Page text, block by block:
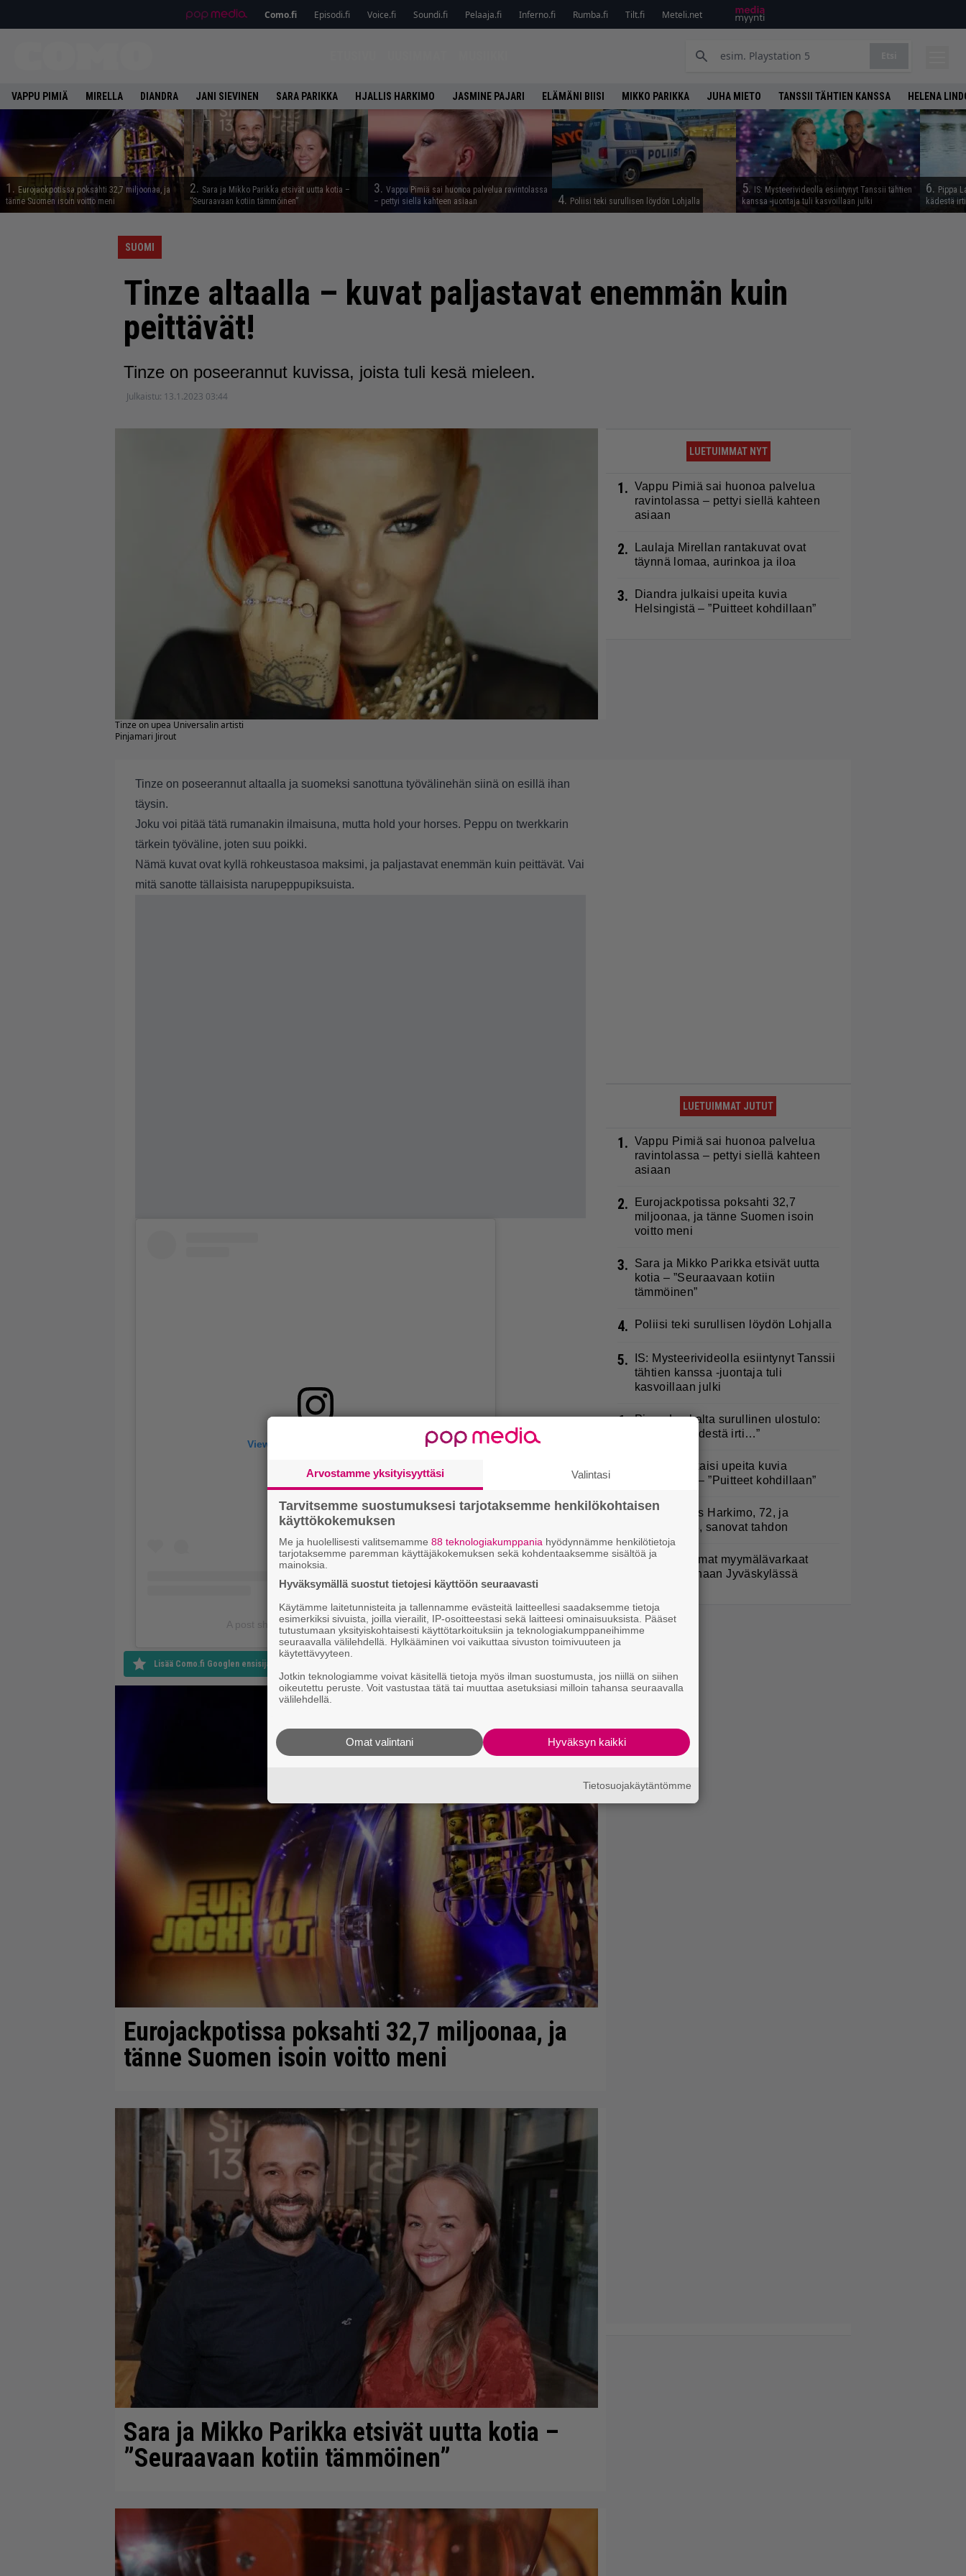
Como.fi Episodi.fi Voice.fi Soundi.fi Pelaaja.fi Inferno.fi Rumba.fi Tilt.fi Meteli.net
VAPPU PIMIÄ MIRELLA DIANDRA JANI SIEVINEN SARA PARIKKA HJALLIS HARKIMO JASMINE PAJARI ELÄMÄNI BIISI MIKKO PARIKKA JUHA MIETO TANSSII TÄHTIEN KANSSA HELENA
1. Eurojackpotissa poksahti 32,7 miljoonaa, ja
tänne Suomen isoin voitto meni
2. Sara ja Mikko Parikka etsivät uutta kotia –
”Seuraavaan kotiin tämmöinen”
3. Vappu Pimiä sai huonoa palvelua ravintolassa
– pettyi siellä kahteen asiaan
4. Poliisi teki surullisen löydön Lohjalla
5.
IS: Mysteerivideolla esiintynyt Tanssii tähtien
kanssa -juontaja tuli kasvoillaan julki
6. Pippa
kädestä
SUOMI
Tinze altaalla – kuvat paljastavat enemmän kuin
peittävät!
Tinze on poseerannut kuvissa, joista tuli kesä mieleen.
Julkaistu: 13.1.2023 03:44
Tinze on upea Universalin artisti
Pinjamari Jirout
LUETUIMMAT NYT
1. Vappu Pimiä sai huonoa palvelua
ravintolassa – pettyi siellä kahteen
asiaan
2.
Laulaja Mirellan rantakuvat ovat
täynnä lomaa, aurinkoa ja iloa
3.
Diandra julkaisi upeita kuvia
Helsingistä – ”Puitteet kohdillaan”
Tinze on poseerannut altaalla ja suomeksi sanottuna työvälinehän siinä on esillä ihan
täysin.
Joku voi pitää tätä rumanakin ilmaisuna, mutta hold your horses. Peppu on twerkkarin
tärkein työväline, joten suu poikki.
Nämä kuvat ovat kyllä rohkeustasoa maksimi, ja paljastavat enemmän kuin peittävät. Vai
mitä sanotte tällaisista narupeppupiksuista.
View this post on Instagram
A post shared by TINZE (@tinzeofficial)
Lisää Como.fi Googlen ensisijaiseksi lähteeksi
Eurojackpotissa poksahti 32,7 miljoonaa, ja
tänne Suomen isoin voitto meni
Sara ja Mikko Parikka etsivät uutta kotia –
”Seuraavaan kotiin tämmöinen”
LUETUIMMAT JUTUT
1. Vappu Pimiä sai huonoa palvelua
ravintolassa – pettyi siellä kahteen
asiaan
2.
Eurojackpotissa poksahti 32,7
miljoonaa, ja tänne Suomen isoin
voitto meni
3.
Sara ja Mikko Parikka etsivät uutta
kotia – ”Seuraavaan kotiin
tämmöinen”
4. Poliisi teki surullisen löydön Lohjalla
5.
IS: Mysteerivideolla esiintynyt Tanssii
tähtien kanssa -juontaja tuli
kasvoillaan julki
6. Pippa Laukalta surullinen ulostulo:
”Päästää kädestä irti…”
Diandra julkaisi upeita kuvia
Helsingistä – ”Puitteet kohdillaan”
8. Uuno: Hjallis Harkimo, 72, ja
Jasmine, 38, sanovat tahdon
9. Piittaamattomat myymälävarkaat
pistettiin linnaan Jyväskylässä
Arvostamme yksityisyyttäsi Valintasi
Tarvitsemme suostumuksesi tarjotaksemme henkilökohtaisen
käyttökokemuksen
Me ja huolellisesti valitsemamme 88 teknologiakumppania hyödynnämme henkilötietoja
tarjotaksemme paremman käyttäjäkokemuksen sekä kohdentaaksemme sisältöä ja
mainoksia.
Hyväksymällä suostut tietojesi käyttöön seuraavasti
Käytämme laitetunnisteita ja tallennamme evästeitä laitteellesi saadaksemme tietoja
esimerkiksi sivuista, joilla vierailit, IP-osoitteestasi sekä laitteesi ominaisuuksista. Pääset
tutustumaan yksityiskohtaisesti käyttötarkoituksiin ja teknologiakumppaneihimme
seuraavalla välilehdellä. Hylkääminen voi vaikuttaa sivuston toimivuuteen ja
käytettävyyteen.
Jotkin teknologiamme voivat käsitellä tietoja myös ilman suostumusta, jos niillä on siihen
oikeutettu peruste. Voit vastustaa tätä tai muuttaa asetuksiasi milloin tahansa seuraavalla
välilehdellä.
Hyväksyn kaikki
Omat valintani
Tietosuojakäytäntömme